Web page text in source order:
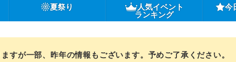
夏祭り 人気イベント
ランキング
今
すが一部、昨年の情報もございます。予めご了承ください。